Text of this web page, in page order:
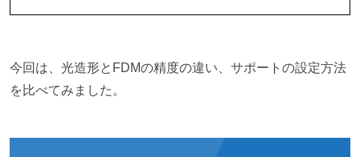
今回は、光造形とFDMの精度の違い、サポートの設定方法
を比べてみました。